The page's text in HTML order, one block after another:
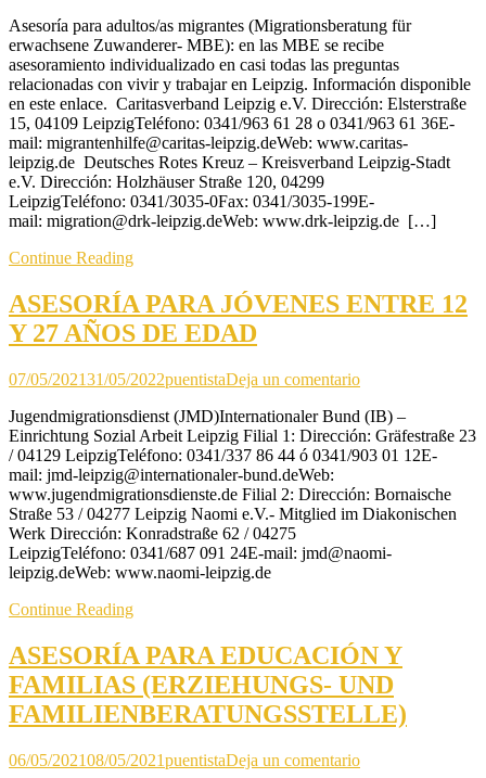
PARA
MIGRANTES
MAYORES
DE
27
AÑOS
Y
SUS
Asesoría para adultos/as migrantes (Migrationsberatung für
erwachsene Zuwanderer- MBE): en las MBE se recibe
asesoramiento individualizado en casi todas las preguntas
relacionadas con vivir y trabajar en Leipzig. Información disponible
en este enlace. Caritasverband Leipzig e.V. Dirección: Elsterstraße
15, 04109 LeipzigTeléfono: 0341/963 61 28 o 0341/963 61 36E-
mail: migrantenhilfe@caritas-leipzig.deWeb: www.caritas-
leipzig.de Deutsches Rotes Kreuz – Kreisverband Leipzig-Stadt
e.V. Dirección: Holzhäuser Straße 120, 04299
LeipzigTeléfono: 0341/3035-0Fax: 0341/3035-199E-
mail: migration@drk-leipzig.deWeb: www.drk-leipzig.de […]
Continue Reading
ASESORÍA PARA JÓVENES ENTRE 12
Y 27 AÑOS DE EDAD
07/05/202131/05/2022puentistaDeja un comentarioen
PARA
JÓVENES
ENTRE
Y
27
DE
Jugendmigrationsdienst (JMD)Internationaler Bund (IB) –
Einrichtung Sozial Arbeit Leipzig Filial 1: Dirección: Gräfestraße 23
/ 04129 LeipzigTeléfono: 0341/337 86 44 ó 0341/903 01 12E-
mail: jmd-leipzig@internationaler-bund.deWeb:
www.jugendmigrationsdienste.de Filial 2: Dirección: Bornaische
Straße 53 / 04277 Leipzig Naomi e.V.- Mitglied im Diakonischen
Werk Dirección: Konradstraße 62 / 04275
LeipzigTeléfono: 0341/687 091 24E-mail: jmd@naomi-
leipzig.deWeb: www.naomi-leipzig.de
Continue Reading
ASESORÍA PARA EDUCACIÓN Y
FAMILIAS (ERZIEHUNGS- UND
FAMILIENBERATUNGSSTELLE)
06/05/202108/05/2021puentistaDeja un comentarioen